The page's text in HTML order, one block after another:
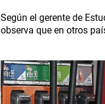
Según el gerente de
observa que en otros